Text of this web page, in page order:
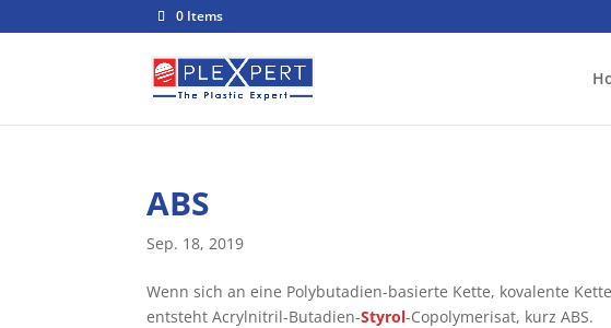
0 Items
ABS
Sep. 18, 2019
Wenn sich an eine Polybutadien-basierte Kette, kovalente
entsteht Acrylnitril-Butadien-Styrol-Copolymerisat, kurz ABS.